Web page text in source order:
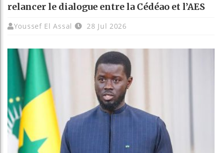
relancer le dialogue entre la Cédéao et l’AES
Youssef El Assal 28 Jul 2026